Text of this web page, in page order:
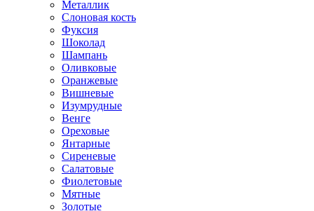
Металлик
Слоновая кость
Фуксия
Шоколад
Шампань
Оливковые
Оранжевые
Вишневые
Изумрудные
Венге
Ореховые
Янтарные
Сиреневые
Салатовые
Фиолетовые
Мятные
Золотые